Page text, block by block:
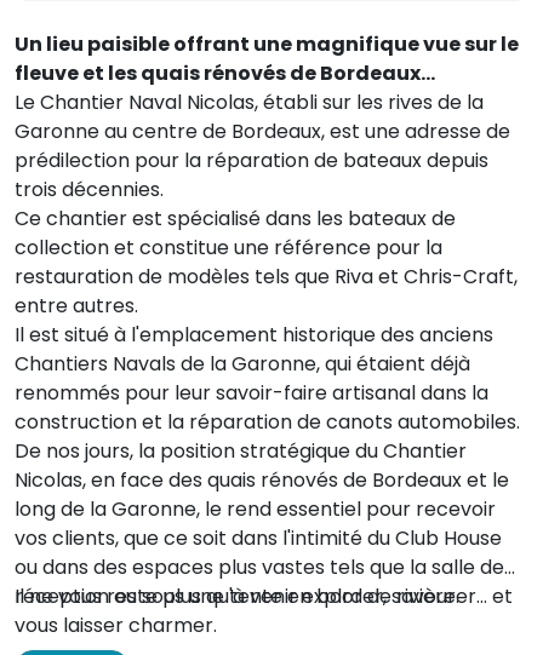
Un lieu paisible offrant une magnifique vue sur le
fleuve et les quais rénovés de Bordeaux…
Le Chantier Naval Nicolas, établi sur les rives de la
Garonne au centre de Bordeaux, est une adresse de
prédilection pour la réparation de bateaux depuis
trois décennies.
Ce chantier est spécialisé dans les bateaux de
collection et constitue une référence pour la
restauration de modèles tels que Riva et Chris-Craft,
entre autres.
Il est situé à l'emplacement historique des anciens
Chantiers Navals de la Garonne, qui étaient déjà
renommés pour leur savoir-faire artisanal dans la
construction et la réparation de canots automobiles.
De nos jours, la position stratégique du Chantier
Nicolas, en face des quais rénovés de Bordeaux et le
long de la Garonne, le rend essentiel pour recevoir
vos clients, que ce soit dans l'intimité du Club House
ou dans des espaces plus vastes tels que la salle de
réception ou sous une tente en bord de rivière.
Il ne vous reste plus qu'à venir explorer, savourer... et
vous laisser charmer.